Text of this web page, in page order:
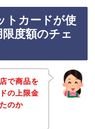
トカードが使
度額のチェ
で商品を
の上限金
のか